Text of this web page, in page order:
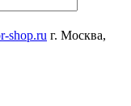
shop.ru г. Москва,